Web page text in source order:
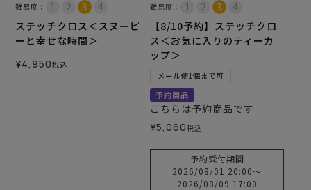
難易度：
ステッチクロス＜スヌーピ
ーと幸せな時間＞
¥4,950税込
難易度：
【8/10予約】ステッチクロ
ス＜お気に入りのティーカ
ップ＞
メール便1個まで可
予約商品
こちらは予約商品です
¥5,060税込
予約受付期間
2026/08/01 20:00〜
2026/08/09 17:00